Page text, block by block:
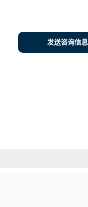
发送咨询信息